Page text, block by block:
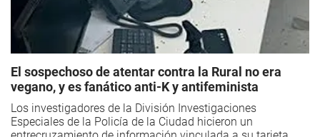
El sospechoso de atentar contra la Rural no era
vegano, y es fanático anti-K y antifeminista
Los investigadores de la División Investigaciones
Especiales de la Policía de la Ciudad hicieron un